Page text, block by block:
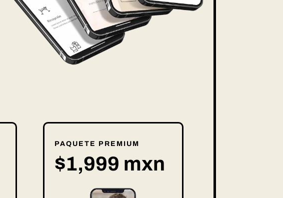
PAQUETE PREMIUM
$1,999 mxn